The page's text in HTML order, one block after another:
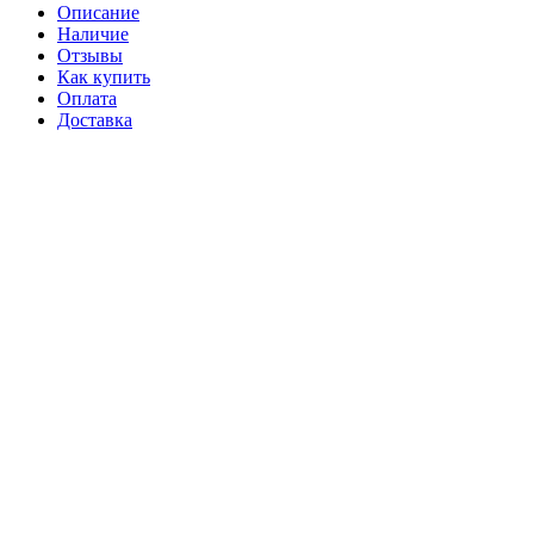
Описание
Наличие
Отзывы
Как купить
Оплата
Доставка